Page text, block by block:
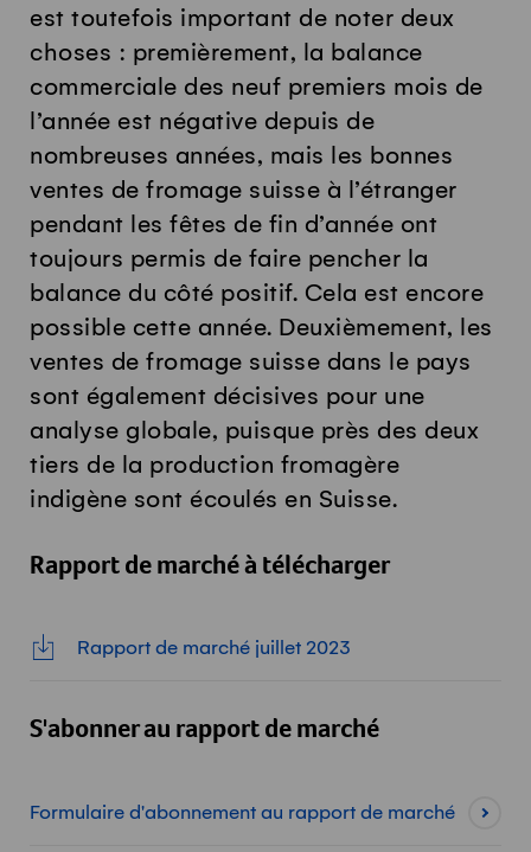
est toutefois important de noter deux
choses : premièrement, la balance
commerciale des neuf premiers mois de
l’année est négative depuis de
nombreuses années, mais les bonnes
ventes de fromage suisse à l’étranger
pendant les fêtes de fin d’année ont
toujours permis de faire pencher la
balance du côté positif. Cela est encore
possible cette année. Deuxièmement, les
ventes de fromage suisse dans le pays
sont également décisives pour une
analyse globale, puisque près des deux
tiers de la production fromagère
indigène sont écoulés en Suisse.
Rapport de marché à télécharger
Rapport de marché juillet 2023
S'abonner au rapport de marché
Formulaire d'abonnement au rapport de marché